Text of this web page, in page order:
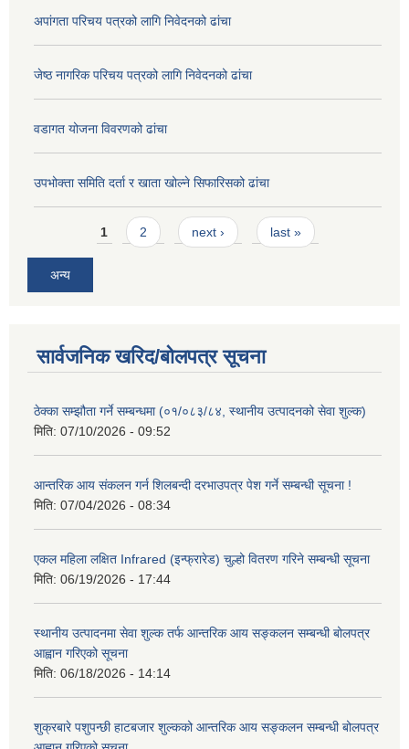
अपांगता परिचय पत्रको लागि निवेदनको ढांचा
जेष्ठ नागरिक परिचय पत्रको लागि निवेदनको ढांचा
वडागत योजना विवरणको ढांचा
उपभोक्ता समिति दर्ता र खाता खोल्ने सिफारिसको ढांचा
Pages1 2 next › last »
अन्य
सार्वजनिक खरिद/बोलपत्र सूचना
ठेक्का सम्झौता गर्ने सम्बन्धमा (०१/०८३/८४, स्थानीय उत्पादनको सेवा शुल्क)
मिति: 07/10/2026 - 09:52
आन्तरिक आय संकलन गर्न शिलबन्दी दरभाउपत्र पेश गर्ने सम्बन्धी सूचना !
मिति: 07/04/2026 - 08:34
एकल महिला लक्षित Infrared (इन्फ्रारेड) चुल्हो वितरण गरिने सम्बन्धी सूचना
मिति: 06/19/2026 - 17:44
स्थानीय उत्पादनमा सेवा शुल्क तर्फ आन्तरिक आय सङ्कलन सम्बन्धी बोलपत्र
आह्वान गरिएको सूचना
मिति: 06/18/2026 - 14:14
शुक्रबारे पशुपन्छी हाटबजार शुल्कको आन्तरिक आय सङ्कलन सम्बन्धी बोलपत्र